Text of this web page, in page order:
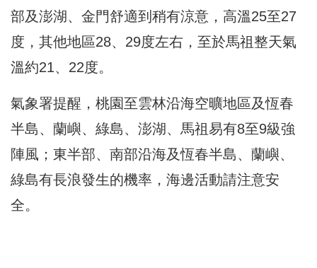
部及澎湖、金門舒適到稍有涼意，高溫25至27
度，其他地區28、29度左右，至於馬祖整天氣
溫約21、22度。
氣象署提醒，桃園至雲林沿海空曠地區及恆春
半島、蘭嶼、綠島、澎湖、馬祖易有8至9級強
陣風；東半部、南部沿海及恆春半島、蘭嶼、
綠島有長浪發生的機率，海邊活動請注意安
全。